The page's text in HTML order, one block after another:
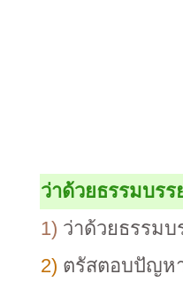
ว่าด้วยธรรมบรร
1) ว่าด้วยธรรม
2) ตรัสตอบปัญห